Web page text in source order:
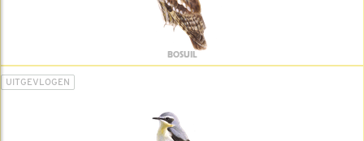
BOSUIL
UITGEVLOGEN